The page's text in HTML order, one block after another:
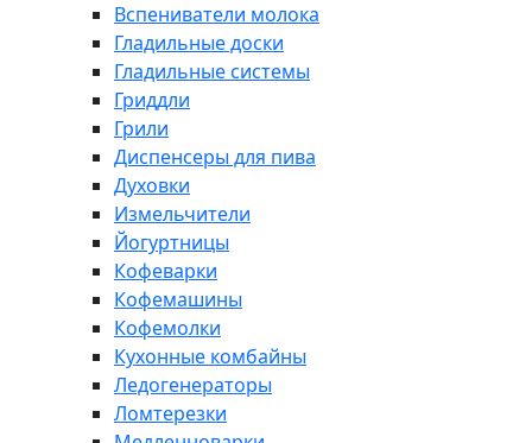
Вспениватели молока
Гладильные доски
Гладильные системы
Гриддли
Грили
Диспенсеры для пива
Духовки
Измельчители
Йогуртницы
Кофеварки
Кофемашины
Кофемолки
Кухонные комбайны
Ледогенераторы
Ломтерезки